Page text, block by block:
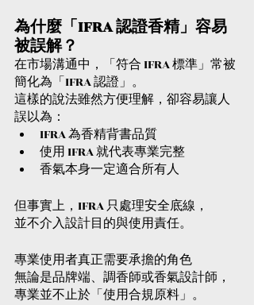
為什麼「IFRA 認證香精」容易
被誤解？
在市場溝通中，「符合 IFRA 標準」常被
簡化為「IFRA 認證」。
這樣的說法雖然方便理解，卻容易讓人
誤以為：
IFRA 為香精背書品質
使用 IFRA 就代表專業完整
香氣本身一定適合所有人
但事實上，IFRA 只處理安全底線，
並不介入設計目的與使用責任。
專業使用者真正需要承擔的角色
無論是品牌端、調香師或香氣設計師，
專業並不止於「使用合規原料」。